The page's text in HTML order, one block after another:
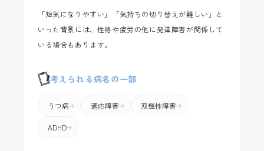
「短気になりやすい」「気持ちの切り替えが難しい」と
いった背景には、性格や疲労の他に発達障害が関係して
いる場合もあります。
考えられる病名の一部
うつ病 適応障害 双極性障害
ADHD